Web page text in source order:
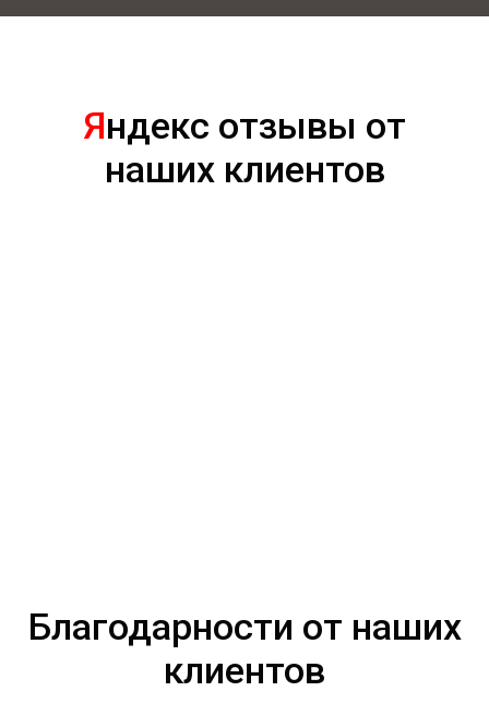
Яндекс отзывы от
наших клиентов
Благодарности от наших
клиентов